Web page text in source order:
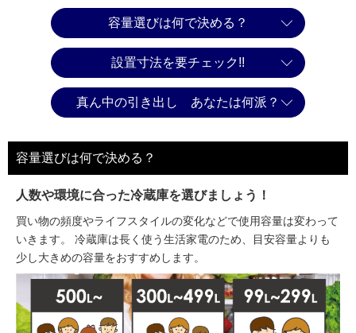
容量選びは何で決める？
設置寸法を要チェック!!
真ん中の引き出し あなたは何派？
容量選びは何で決める？
人数や環境に合った冷蔵庫を選びましょう！
買い物の頻度やライフスタイルの変化などで使用容量は変わって
いきます。 冷蔵庫は長く使う生活家電のため、目安容量よりも
少し大きめの容量をおすすめします。